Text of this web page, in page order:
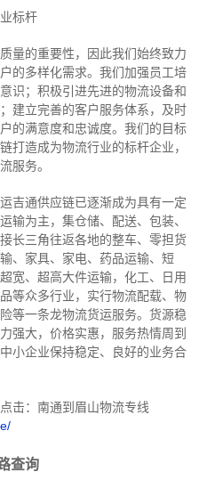
标杆
量的重要性，因此我们始终致力
的多样化需求。我们加强员工培
识；积极引进先进的物流设备和
建立完善的客户服务体系，及时
的满意度和忠诚度。我们的目标
打造成为物流行业的标杆企业，
服务。
吉通供应链已逐渐成为具有一定
输为主，集仓储、配送、包装、
长三角往返各地的整车、零担货
、家具、家电、药品运输、短
宽、超高大件运输，化工、日用
等众多行业，实行物流配载、物
等一条龙物流货运服务。货源稳
强大，价格实惠，服务热情周到
小企业保持稳定、良好的业务合
击：南通到眉山物流专线
查询